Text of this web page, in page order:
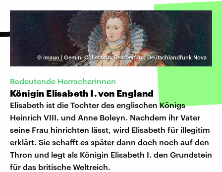
© imago | Gemini Collection; Bearbeitung Deutschlandfunk Nova
Bedeutende Herrscherinnen
Königin Elisabeth I. von England
Elisabeth ist die Tochter des englischen Königs
Heinrich VIII. und Anne Boleyn. Nachdem ihr Vater
seine Frau hinrichten lässt, wird Elisabeth für illegitim
erklärt. Sie schafft es später dann doch noch auf den
Thron und legt als Königin Elisabeth I. den Grundstein
für das britische Weltreich.